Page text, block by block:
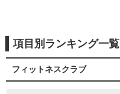
項目別ランキング一覧
フィットネスクラブ